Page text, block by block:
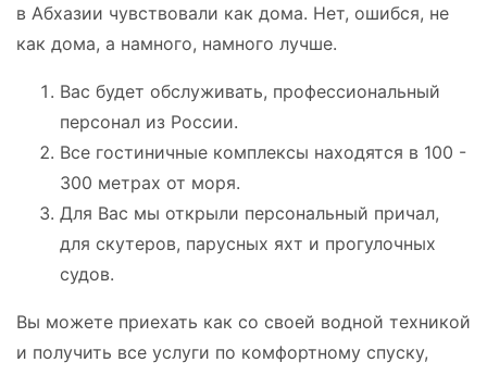
в Абхазии чувствовали как дома. Нет, ошибся, не
как дома, а намного, намного лучше.
Вас будет обслуживать, профессиональный
персонал из России.
Все гостиничные комплексы находятся в 100 -
300 метрах от моря.
Для Вас мы открыли персональный причал,
для скутеров, парусных яхт и прогулочных
судов.
Вы можете приехать как со своей водной техникой
и получить все услуги по комфортному спуску,